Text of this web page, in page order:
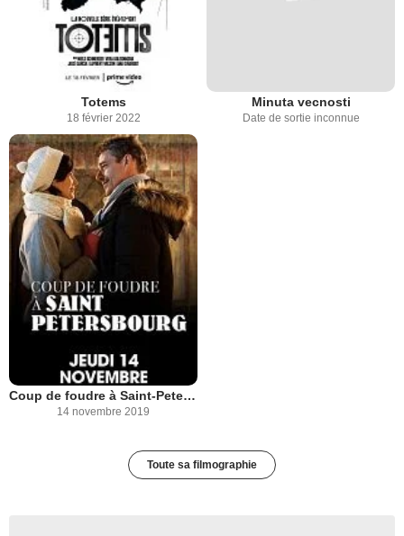
Totems
18 février 2022
Minuta vecnosti
Date de sortie inconnue
Coup de foudre à Saint-Petersbourg
14 novembre 2019
Toute sa filmographie